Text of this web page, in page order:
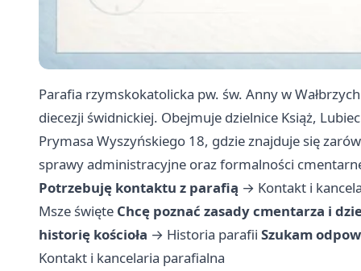
Parafia rzymskokatolicka pw. św. Anny w
diecezji świdnickiej. Obejmuje dzielnice Książ,
Prymasa Wyszyńskiego 18, gdzie znajduje się
sprawy administracyjne oraz formalności
Potrzebuję kontaktu z parafią → Kontakt i
Msze święte Chcę poznać zasady cmentarza i
historię kościoła → Historia parafii Szukam
Kontakt i kancelaria parafialna